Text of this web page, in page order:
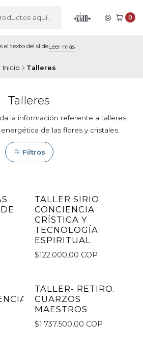
0
el texto del slideLeer más
Inicio Talleres
Talleres
la información referente a talleres
de las flores y cristales.
Filtros
TALLER SIRIO
CONCIENCIA
CRÍSTICA Y
TECNOLOGÍA
ESPIRITUAL
$122.000,00 COP
TALLER- RETIRO.
CUARZOS
MAESTROS
$1.737.500,00 COP